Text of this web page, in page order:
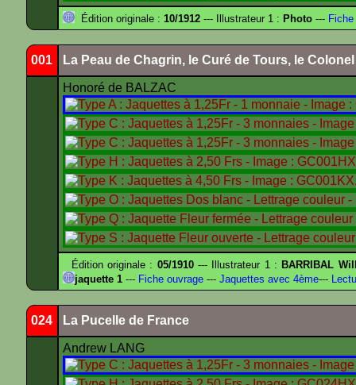
Édition originale : 10/1912 --- Illustrateur 1 : Photo ---
001 La Peau de Chagrin, le Curé de Tours, le
Honoré de BALZAC
Édition originale : 05/1910--- Illustrateur 1 : BARRIBAL
jaquette 1 --- Fiche ouvrage --- Jaquettes avec 4ème---
024 La Pucelle de France
Andrew LANG